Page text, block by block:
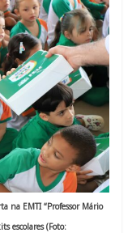
na EMTI “Professor Mário
escolares (Foto: